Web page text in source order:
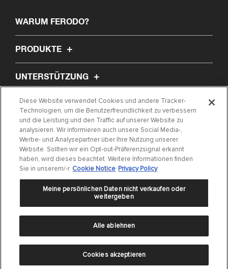
WARUM FERODO?
PRODUKTE
UNTERSTÜTZUNG
ÜBER UNS
ARTIKEL
TEILE FINDEN
Cookie Settings|Cookie Notice
2024 DRIV Automotive Inc. oder einer ihrer Tochtergesellschaften in einem oder
Diese Website verwendet Cookies und andere Tracker-
Technologien, um die Benutzerfreundlichkeit zu verbessern
und die Leistung und den Traffic auf unserer Website zu
analysieren. Wir informieren auch unsere Social Media-,
Werbe- und Analysepartner über Ihre Nutzung unserer
Website. Sollten wir ein Opt-out-Präferenzsignal erkannt
haben, wird dieses beachtet. Weitere Informationen finden
Sie in unserem/-r Cookie Notice Privacy Policy
Meine persönlichen Daten nicht verkaufen oder
weitergeben
Alle ablehnen
Cookies akzeptieren